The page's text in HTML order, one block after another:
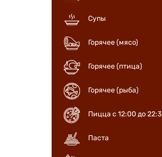
Супы
Горячее (мясо)
Горячее (птица)
Горячее (рыба)
Пицца с 12:00 до
Паста